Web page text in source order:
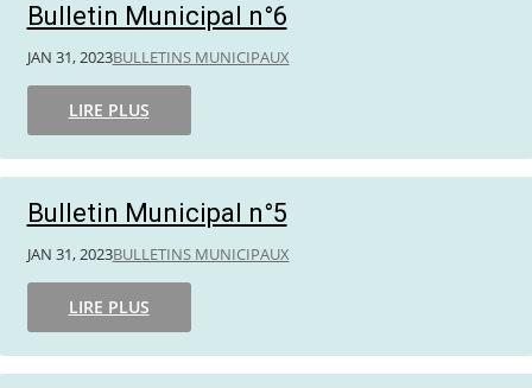
Bulletin Municipal n°6
JAN 31, 2023BULLETINS MUNICIPAUX
LIRE PLUS
Bulletin Municipal n°5
JAN 31, 2023BULLETINS MUNICIPAUX
LIRE PLUS